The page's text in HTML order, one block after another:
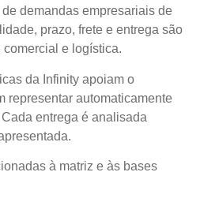
de demandas empresariais de
prazo, frete e entrega são
e logística.
da Infinity apoiam o
representar automaticamente
entrega é analisada
à matriz e às bases